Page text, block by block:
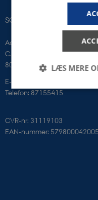
SCIENCE MUSEERNE
Aarhus Universitet
C. F. Møllers Allé 2
8000 Aarhus C
E-mail: sm@au.dk
Telefon: 87155415
CVR-nr: 31119103
EAN-nummer:
LÆS MERE